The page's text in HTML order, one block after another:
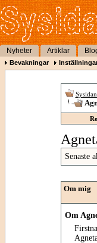
Nyheter Artiklar
Bevakningar
Senaste
Om mig
Om